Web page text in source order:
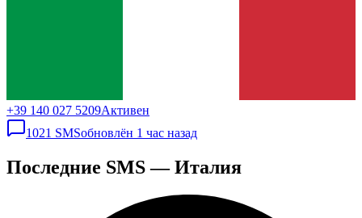
+39 140 027 5209Активен
1021 SMSобновлён 1 час назад
Последние SMS — Италия